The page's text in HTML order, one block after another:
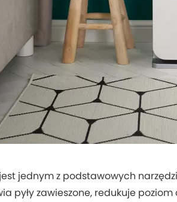
jednym z podstawowych
pyły zawieszone, redukuje